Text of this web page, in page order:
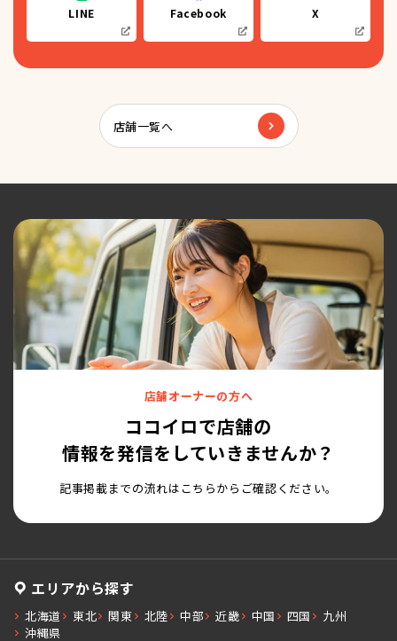
LINE Facebook X
店舗一覧へ
店舗オーナーの方へ
ココイロで店舗の
情報を発信をしていきませんか？
記事掲載までの流れはこちらからご確認ください。
エリアから探す
北海道 東北 関東 北陸 中部 近畿 中国 四国
九州
沖縄県